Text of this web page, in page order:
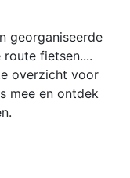
georganiseerde
fietsen....
overzicht voor
mee en ontdek